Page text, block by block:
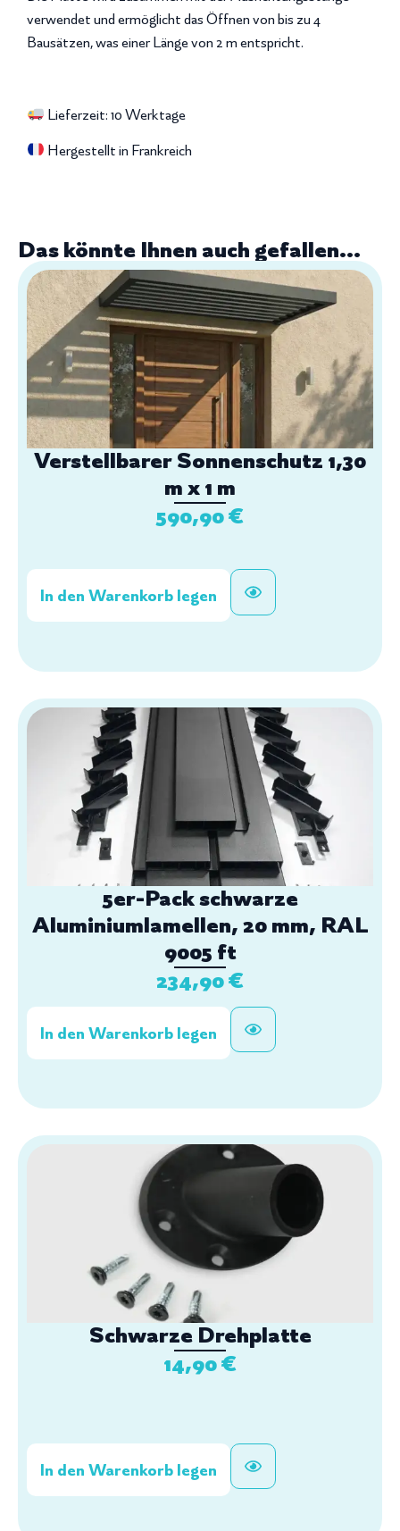
verwendet und ermöglicht das Öffnen von bis zu 4
Bausätzen, was einer Länge von 2 m entspricht.
Lieferzeit: 10 Werktage
Hergestellt in Frankreich
Das könnte Ihnen auch gefallen...
Verstellbarer Sonnenschutz 1,30
m x 1 m
590,90€
In den Warenkorb legen
5er-Pack schwarze
Aluminiumlamellen, 20 mm, RAL
9005 ft
234,90€
In den Warenkorb legen
Schwarze Drehplatte
14,90€
In den Warenkorb legen